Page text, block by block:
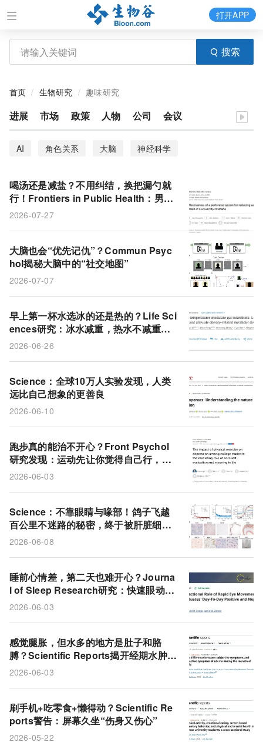
搜索
打开APP
首页 生物研究 趣味研究
进展 市场 政策 人物 公司 会议
AI 角色关系 大脑 神经科学
喝汤还是减盐？不用纠结，换把漏勺就
行！Frontiers in Public Health：男女
盐摄入均降超两成，饱腹感美味度不变
2026-07-27
大脑也会“优先记仇”？Commun Psyc
hol揭秘大脑中的“社交地图”
2026-07-07
早上第一杯水选冰的还是热的？Life Sci
ences研究：冰水减重，热水不减重但
一样改善代谢
2026-06-26
Science：全球10万人实验发现，人类
远比自己想象的更善良
2026-06-10
跑步真的能治不开心？Front Psychol
研究发现：运动先让你觉得自己行，再
让你觉得活着有意思，最后把抑郁降下
2026-06-03
Science：不靠眼睛与喙部！鸽子飞越
百公里不迷路的秘密，终于被肝脏细胞
解开
2026-06-08
睡前心情差，第二天也难开心？Journa
l of Sleep Research研究：快速眼动睡
眠是情绪与睡眠双向拖累的幕后推手
2026-06-03
感觉腿胀，但水多的地方是肚子和胳
膊？Scientific Reports揭开经期水肿的
错位真相
2026-06-03
刷手机+吃零食+懒得动？Scientific Re
ports警告：屏幕久坐“伤身又伤心”
2026-05-22